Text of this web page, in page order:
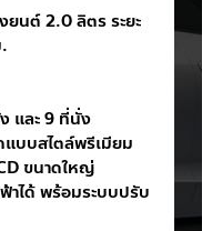
นต์ 2.0 ลิตร ระยะ
และ 9 ที่นั่ง
บบสไตล์พรีเมียม
ขนาดใหญ่
าได้ พร้อมระบบปรับ